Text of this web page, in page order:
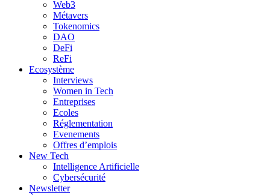
Web3
Métavers
Tokenomics
DAO
DeFi
ReFi
Ecosystème
Interviews
Women in Tech
Entreprises
Ecoles
Réglementation
Evenements
Offres d’emplois
New Tech
Intelligence Artificielle
Cybersécurité
Newsletter